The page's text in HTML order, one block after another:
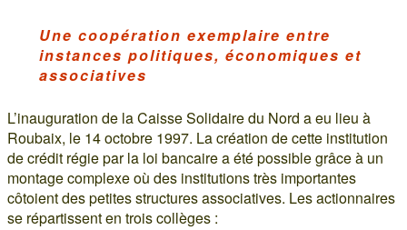
Une coopération exemplaire entre
instances politiques, économiques et
associatives
L’inauguration de la Caisse Solidaire du Nord a eu lieu à
Roubaix, le 14 octobre 1997. La création de cette institution
de crédit régie par la loi bancaire a été possible grâce à un
montage complexe où des institutions très importantes
côtoient des petites structures associatives. Les actionnaires
se répartissent en trois collèges :